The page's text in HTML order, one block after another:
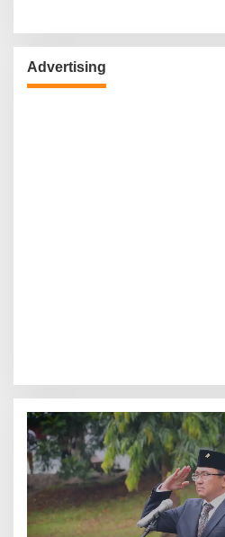
Advertising